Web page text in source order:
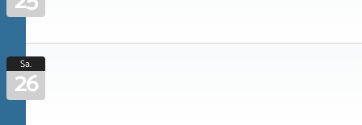
Sa.
26